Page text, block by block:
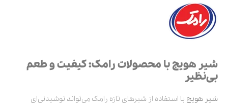
شیر هویج با محصولات رامک: کیفیت و طعم
بی‌نظیر
شیر هویج با استفاده از شیرهای تازه رامک می‌تواند نوشیدنی‌ای